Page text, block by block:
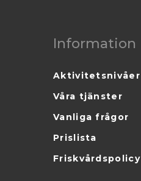
Information
Aktivitetsnivåer
Våra tjänster
Vanliga frågor
Prislista
Friskvårdspolicy